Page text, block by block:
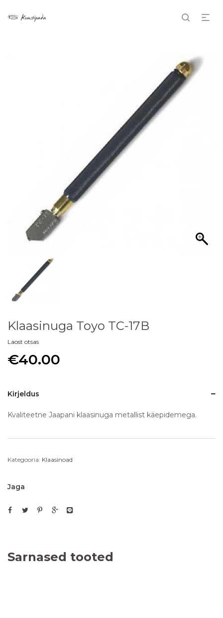
Klaasinuga Toyo TC-17B
Laost otsas
€40.00
Kirjeldus
Kvaliteetne Jaapani klaasinuga metallist käepidemega.
Kategooria: Klaasinoad
Jaga
Sarnased tooted